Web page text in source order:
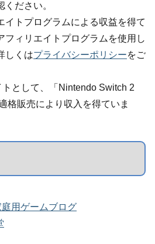
ださい。
トプログラムによる収益を得て
フィリエイトプログラムを使用し
しくはプライバシーポリシーをご
として、「Nintendo Switch 2
格販売により収入を得ていま
用ゲームブログ